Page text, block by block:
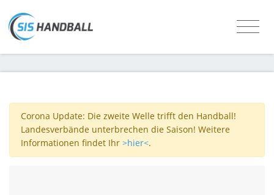
Corona Update: Die zweite Welle trifft den Handball!
Landesverbände unterbrechen die Saison! Weitere
Informationen findet Ihr >hier<.